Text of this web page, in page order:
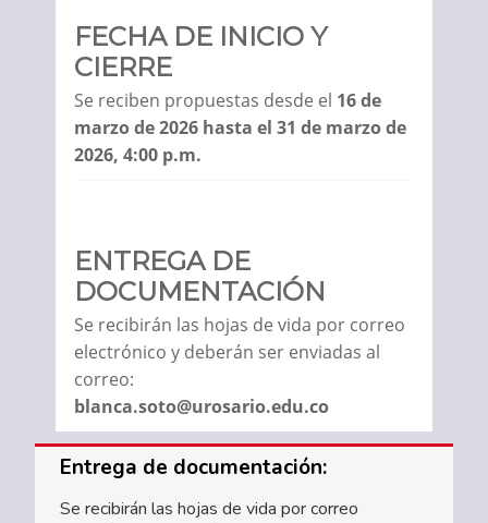
FECHA DE INICIO Y
CIERRE
Se reciben propuestas desde el 16 de
marzo de 2026 hasta el 31 de marzo de
2026, 4:00 p.m.
ENTREGA DE
DOCUMENTACIÓN
Se recibirán las hojas de vida por correo
electrónico y deberán ser enviadas al
correo:
blanca.soto@urosario.edu.co
Entrega de documentación:
Se recibirán las hojas de vida por correo